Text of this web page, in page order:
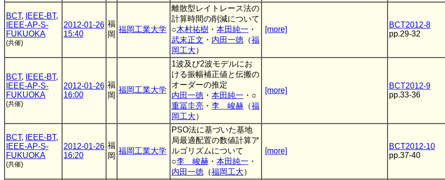
BCT, IEEE-BT,
IEEE-AP-S-
FUKUOKA
(共催)
2012-01-26
15:40
福
岡
福岡工業大学
離散型レイトレース法の
計算時間の削減について
○木村祐樹 ・ 本田純一 ・
武末正文 ・ 内田一徳 （福
岡工大）
[more]
BCT2012-8
pp.29-32
BCT, IEEE-BT,
IEEE-AP-S-
FUKUOKA
(共催)
2012-01-26
16:00
福
岡
福岡工業大学
1波及び2波モデルにお
ける振幅補正値と伝搬の
オーダーの推定
内田一徳 ・ 本田純一 ・○
重冨圭亮 ・ 李 峻赫 （福
岡工大）
[more]
BCT2012-9
pp.33-36
BCT, IEEE-BT,
IEEE-AP-S-
FUKUOKA
(共催)
2012-01-26
16:20
福
岡
福岡工業大学
PSO法に基づいた基地
局最適配置の数値計算ア
ルゴリズムについて
○李 峻赫 ・ 本田純一 ・
内田一徳 （福岡工大）
[more]
BCT2012-10
pp.37-40